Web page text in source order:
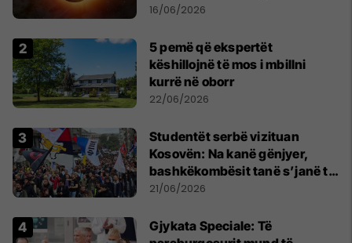
shekullit të 21-të
16/06/2026
5 pemë që ekspertët
këshillojnë të mos i mbillni
kurrë në oborr
22/06/2026
Studentët serbë vizituan
Kosovën: Na kanë gënjyer,
bashkëkombësit tanë s’janë të
shtypur
21/06/2026
​Gjykata Speciale: Të